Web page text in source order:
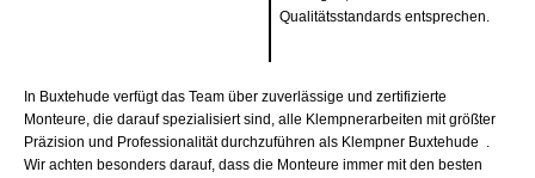
Qualitätsstandards entsprechen.
In Buxtehude verfügt das Team über zuverlässige und zertifizierte
Monteure, die darauf spezialisiert sind, alle Klempnerarbeiten mit größter
Präzision und Professionalität durchzuführen als Klempner Buxtehude .
Wir achten besonders darauf, dass die Monteure immer mit den besten